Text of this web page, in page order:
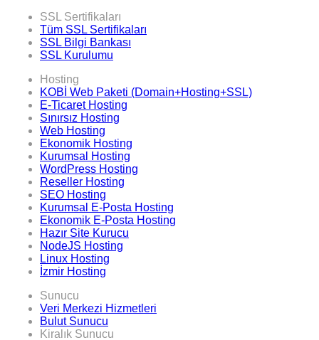
SSL Sertifikaları
Tüm SSL Sertifikaları
SSL Bilgi Bankası
SSL Kurulumu
Hosting
KOBİ Web Paketi (Domain+Hosting+SSL)
E-Ticaret Hosting
Sınırsız Hosting
Web Hosting
Ekonomik Hosting
Kurumsal Hosting
WordPress Hosting
Reseller Hosting
SEO Hosting
Kurumsal E-Posta Hosting
Ekonomik E-Posta Hosting
Hazır Site Kurucu
NodeJS Hosting
Linux Hosting
İzmir Hosting
Sunucu
Veri Merkezi Hizmetleri
Bulut Sunucu
Kiralık Sunucu